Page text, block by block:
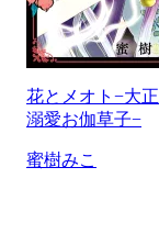
花とメオト−大正
溺愛お伽草子−
蜜樹みこ